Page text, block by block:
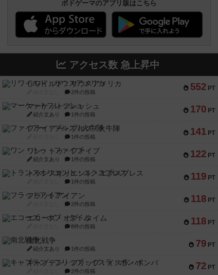
ボドゲーマのアプリ版はこちら
アクセス数 急上昇中
552 PT
リワイルド：サウスアメリカ
2件の投稿
170 PT
マーケットフレッシュ
紹介文あり 1件の投稿
141 PT
ファイアー・ブルズ / 火牛陣
1件の投稿
122 PT
ワン・トゥ・ファイブ
紹介文あり 1件の投稿
119 PT
トランスオリエント・エクスプレス
1件の投稿
118 PT
フラットアイアン
2件の投稿
118 PT
エコーズ・オブ・タイム
8件の投稿
79 PT
南北戦争
紹介文あり 1件の投稿
72 PT
キャプテン・フリップ：イスラ・ボンバ
2件の投稿